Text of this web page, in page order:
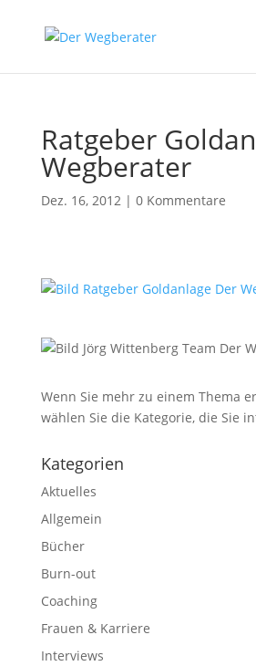
Ratgeber
Wegberater
Dez. 16, 2012| 0 Kommentare
Wenn Sie mehr zu einem Thema
wählen Sie die Kategorie, die Sie
Kategorien
Aktuelles
Allgemein
Bücher
Burn-out
Coaching
Frauen & Karriere
Interviews